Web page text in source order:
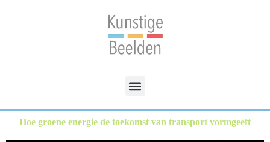
Hoe groene energie de toekomst van transport vormgeeft